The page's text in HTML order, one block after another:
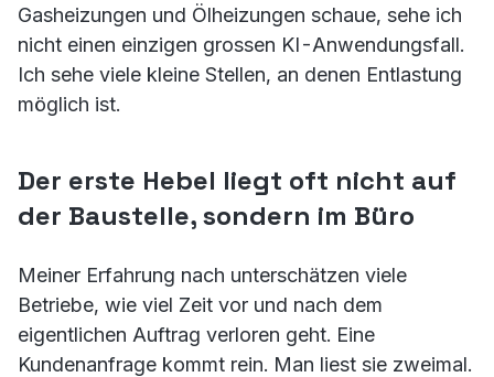
Gasheizungen und Ölheizungen schaue, sehe ich
nicht einen einzigen grossen KI-Anwendungsfall.
Ich sehe viele kleine Stellen, an denen Entlastung
möglich ist.
Der erste Hebel liegt oft nicht auf
der Baustelle, sondern im Büro
Meiner Erfahrung nach unterschätzen viele
Betriebe, wie viel Zeit vor und nach dem
eigentlichen Auftrag verloren geht. Eine
Kundenanfrage kommt rein. Man liest sie zweimal.